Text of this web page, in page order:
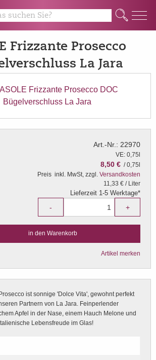
Q
Frizzante Prosecco
La Jara
Art.-Nr.: 22970
VE: 0,75l
8,50 € / 0,75l
Preis inkl. MwSt, zzgl. Versandkosten
11,33 € / Liter
Lieferzeit 1-5 Werktage*
- +
in den Warenkorb
Artikel merken
ist sonnige 'Dolce Vita', gewohnt perfekt
Partnern von La Jara. Feinperlender
Apfel in der Nase, einem Hauch Melone und
Lebensfreude im Glas!